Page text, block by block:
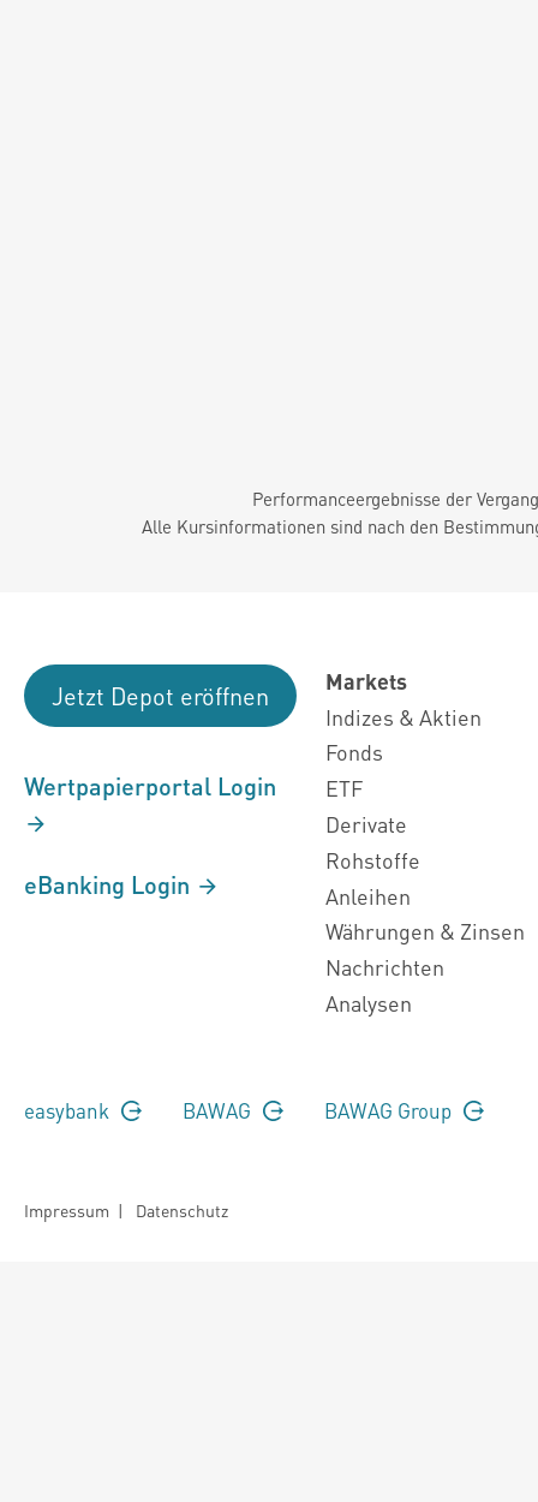
Performanceergebnisse der
Alle Kursinformationen sind nach den
Jetzt Depot eröffnen
Wertpapierportal Login
eBanking Login
Markets
Indizes & Aktien
Fonds
ETF
Derivate
Rohstoffe
Anleihen
Währungen & Zinsen
Nachrichten
Analysen
easybank BAWAG BAWAG Group
Impressum | Datenschutz